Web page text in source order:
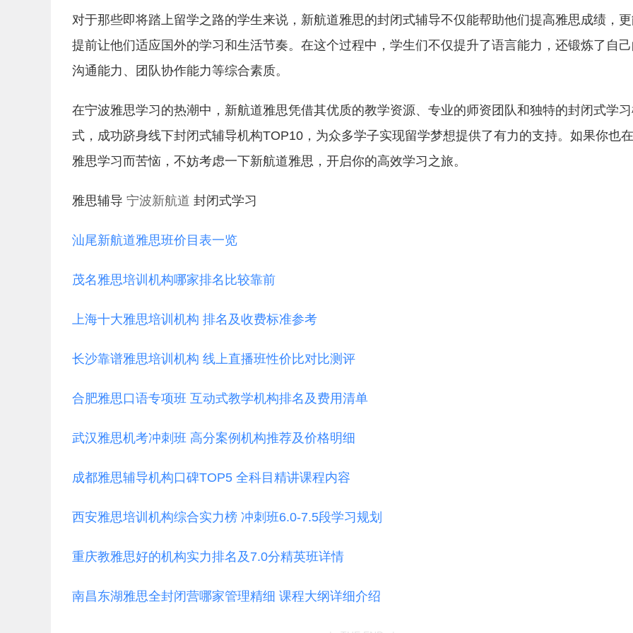
对于那些即将踏上留学之路的学生来说，新航道雅思的封闭式辅导不仅能帮助他们提高雅思成绩，
提前让他们适应国外的学习和生活节奏。在这个过程中，学生们不仅提升了语言能力，还锻炼了自
沟通能力、团队协作能力等综合素质。
在宁波雅思学习的热潮中，新航道雅思凭借其优质的教学资源、专业的师资团队和独特的封闭式学
式，成功跻身线下封闭式辅导机构TOP10，为众多学子实现留学梦想提供了有力的支持。如果你也
雅思学习而苦恼，不妨考虑一下新航道雅思，开启你的高效学习之旅。
雅思辅导 宁波新航道 封闭式学习
汕尾新航道雅思班价目表一览
茂名雅思培训机构哪家排名比较靠前
上海十大雅思培训机构 排名及收费标准参考
长沙靠谱雅思培训机构 线上直播班性价比对比测评
合肥雅思口语专项班 互动式教学机构排名及费用清单
武汉雅思机考冲刺班 高分案例机构推荐及价格明细
成都雅思辅导机构口碑TOP5 全科目精讲课程内容
西安雅思培训机构综合实力榜 冲刺班6.0-7.5段学习规划
重庆教雅思好的机构实力排名及7.0分精英班详情
南昌东湖雅思全封闭营哪家管理精细 课程大纲详细介绍